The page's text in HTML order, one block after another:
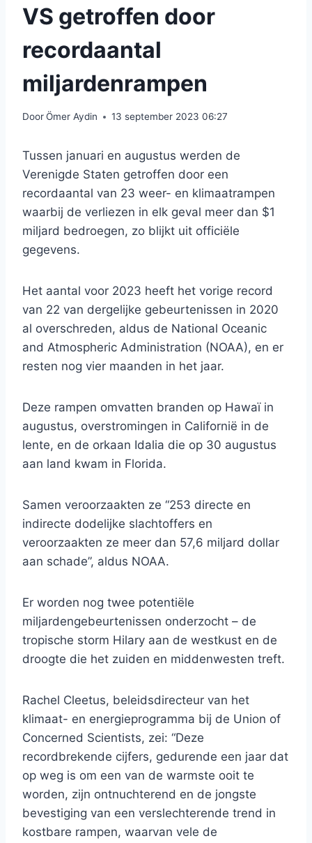
VS getroffen door
recordaantal
miljardenrampen
DoorÖmer Aydin 13 september 2023 06:27
Tussen januari en augustus werden de
Verenigde Staten getroffen door een
recordaantal van 23 weer- en klimaatrampen
waarbij de verliezen in elk geval meer dan $1
miljard bedroegen, zo blijkt uit officiële
gegevens.
Het aantal voor 2023 heeft het vorige record
van 22 van dergelijke gebeurtenissen in 2020
al overschreden, aldus de National Oceanic
and Atmospheric Administration (NOAA), en er
resten nog vier maanden in het jaar.
Deze rampen omvatten branden op Hawaï in
augustus, overstromingen in Californië in de
lente, en de orkaan Idalia die op 30 augustus
aan land kwam in Florida.
Samen veroorzaakten ze “253 directe en
indirecte dodelijke slachtoffers en
veroorzaakten ze meer dan 57,6 miljard dollar
aan schade”, aldus NOAA.
Er worden nog twee potentiële
miljardengebeurtenissen onderzocht – de
tropische storm Hilary aan de westkust en de
droogte die het zuiden en middenwesten treft.
Rachel Cleetus, beleidsdirecteur van het
klimaat- en energieprogramma bij de Union of
Concerned Scientists, zei: “Deze
recordbrekende cijfers, gedurende een jaar dat
op weg is om een ​​van de warmste ooit te
worden, zijn ontnuchterend en de jongste
bevestiging van een verslechterende trend in
kostbare rampen, waarvan vele de